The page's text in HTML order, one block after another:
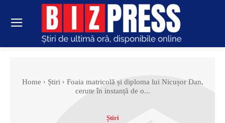
Home Știri
Foaia matricolă și diploma lui Nicușor Dan,
cerute în instanță de o...
Știri